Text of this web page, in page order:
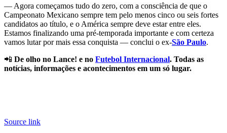
— Agora começamos tudo do zero, com a consciência de que o
Campeonato Mexicano sempre tem pelo menos cinco ou seis fortes
candidatos ao título, e o América sempre deve estar entre eles.
Estamos finalizando uma pré-temporada importante e com certeza
vamos lutar por mais essa conquista — conclui o ex-São Paulo.
📲 De olho no Lance! e no Futebol Internacional. Todas as
notícias, informações e acontecimentos em um só lugar.
Source link